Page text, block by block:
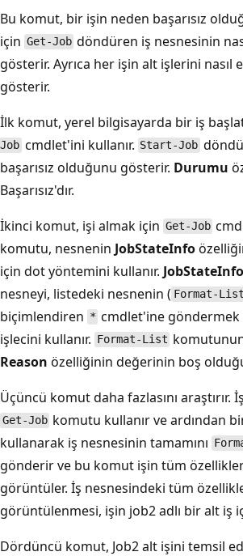
Bu komut, bir işin neden başarısız
için Get-Job döndüren iş nesnesinin
gösterir. Ayrıca her işin alt işlerini nasıl
gösterir.
İlk komut, yerel bilgisayarda bir iş
Job cmdlet'ini kullanır. Start-Job
başarısız olduğunu gösterir. Durumu
Başarısız'dır.
İkinci komut, işi almak için Get-Job
komutu, nesnenin JobStateInfo
için dot yöntemini kullanır. JobStateInfo
nesneyi, listedeki nesnenin ( Format-List
biçimlendiren * cmdlet'ine göndermek
işlecini kullanır. Format-List
Reason özelliğinin değerinin boş
Üçüncü komut daha fazlasını araştırır.
Get-Job komutu kullanır ve ardından
kullanarak iş nesnesinin tamamını
gönderir ve bu komut işin tüm
görüntüler. İş nesnesindeki tüm
görüntülenmesi, işin job2 adlı bir alt iş
Dördüncü komut, Job2 alt işini temsil